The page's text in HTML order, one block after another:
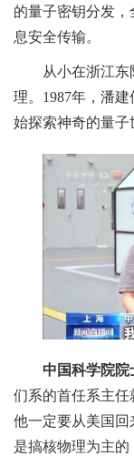
的量子密钥分发
息安全传输。
从小在浙江
理。1987年，潘
始探索神奇的量子
中国科学院院
们系的首任系主任
他一定要从美国回
是搞核物理为主